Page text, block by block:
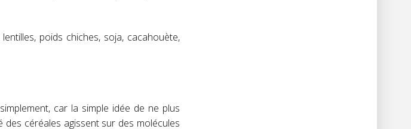
poids chiches, soja, cacahouète,
car la simple idée de ne plus
des céréales agissent sur des molécules